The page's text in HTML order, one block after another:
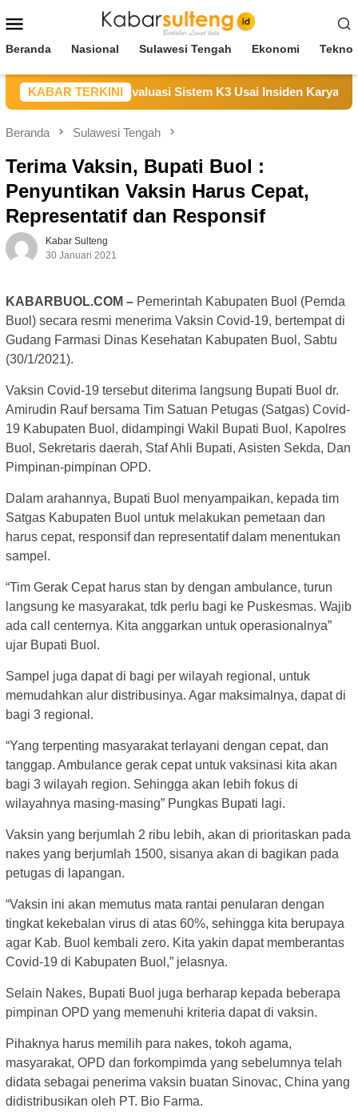
ke
Mobile
Beranda Nasional Sulawesi Tengah Ekonomi
KABAR TERKINI
Duka, Janji Evaluasi Sistem K3 Usai Insiden Karyawan di
Beranda Sulawesi Tengah
Terima Vaksin, Bupati Buol :
Penyuntikan Vaksin Harus Cepat,
Representatif dan Responsif
Kabar Sulteng
30 Januari 2021
KABARBUOL.COM – Pemerintah Kabupaten Buol (Pemda
Buol) secara resmi menerima Vaksin Covid-19, bertempat di
Gudang Farmasi Dinas Kesehatan Kabupaten Buol, Sabtu
(30/1/2021).
Vaksin Covid-19 tersebut diterima langsung Bupati Buol dr.
Amirudin Rauf bersama Tim Satuan Petugas (Satgas) Covid-
19 Kabupaten Buol, didampingi Wakil Bupati Buol, Kapolres
Buol, Sekretaris daerah, Staf Ahli Bupati, Asisten Sekda, Dan
Pimpinan-pimpinan OPD.
Dalam arahannya, Bupati Buol menyampaikan, kepada tim
Satgas Kabupaten Buol untuk melakukan pemetaan dan
harus cepat, responsif dan representatif dalam menentukan
sampel.
“Tim Gerak Cepat harus stan by dengan ambulance, turun
langsung ke masyarakat, tdk perlu bagi ke Puskesmas. Wajib
ada call centernya. Kita anggarkan untuk operasionalnya”
ujar Bupati Buol.
Sampel juga dapat di bagi per wilayah regional, untuk
memudahkan alur distribusinya. Agar maksimalnya, dapat di
bagi 3 regional.
“Yang terpenting masyarakat terlayani dengan cepat, dan
tanggap. Ambulance gerak cepat untuk vaksinasi kita akan
bagi 3 wilayah region. Sehingga akan lebih fokus di
wilayahnya masing-masing” Pungkas Bupati lagi.
Vaksin yang berjumlah 2 ribu lebih, akan di prioritaskan pada
nakes yang berjumlah 1500, sisanya akan di bagikan pada
petugas di lapangan.
“Vaksin ini akan memutus mata rantai penularan dengan
tingkat kekebalan virus di atas 60%, sehingga kita berupaya
agar Kab. Buol kembali zero. Kita yakin dapat memberantas
Covid-19 di Kabupaten Buol,” jelasnya.
Selain Nakes, Bupati Buol juga berharap kepada beberapa
pimpinan OPD yang memenuhi kriteria dapat di vaksin.
Pihaknya harus memilih para nakes, tokoh agama,
masyarakat, OPD dan forkompimda yang sebelumnya telah
didata sebagai penerima vaksin buatan Sinovac, China yang
didistribusikan oleh PT. Bio Farma.